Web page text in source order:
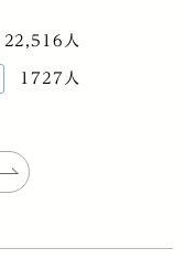
22,516人
1727人